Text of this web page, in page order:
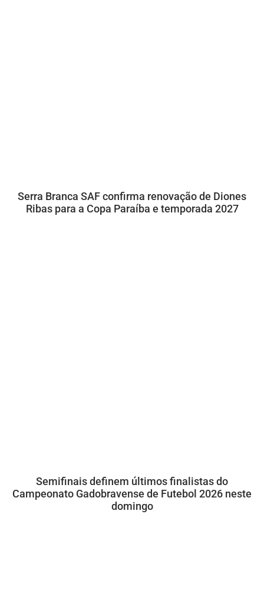
Serra Branca SAF confirma renovação de Diones
Ribas para a Copa Paraíba e temporada 2027
Semifinais definem últimos finalistas do
Campeonato Gadobravense de Futebol 2026 neste
domingo